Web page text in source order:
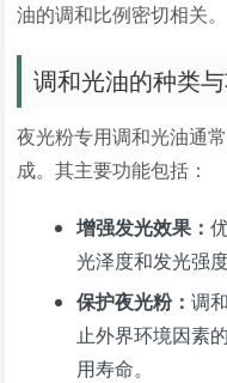
油的调和比例密切相关。
调和光油的种类
夜光粉专用调和光油通
成。其主要功能包括：
增强发光效果：
光泽度和发光强
保护夜光粉：调
止外界环境因素
用寿命。